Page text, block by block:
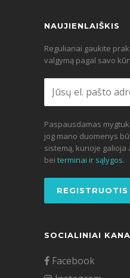
NAUJIENLAIŠKIS
Reguliariai gaukite
valgymą pagal savo
Paspausdamas
jog mano duomenys
sistemą, kurioje galioja
bei terminai ir sąlygos.
SOCIALINIAI
Facebook